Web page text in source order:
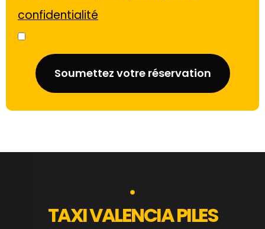
confidentialité
Soumettez votre réservation
TAXI VALENCIA PILES